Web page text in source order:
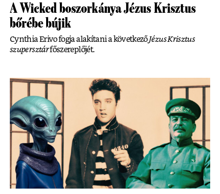
A Wicked boszorkánya Jézus Krisztus
bőrébe bújik
Cynthia Erivo fogja alakítani a következőJézus Krisztus
szupersztárfőszereplőjét.